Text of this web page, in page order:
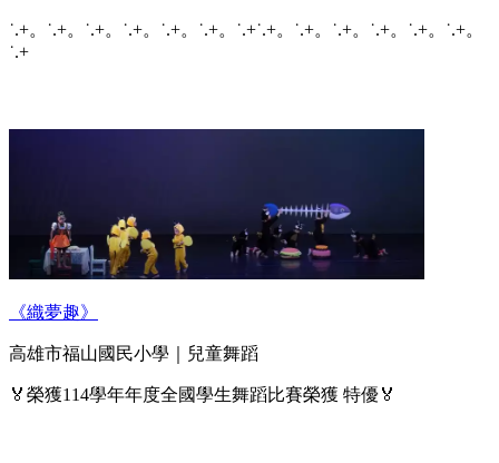
˙.+。˙.+。˙.+。˙.+。˙.+。˙.+。˙.+˙.+。˙.+。˙.+。˙.+。˙.+。˙.+。
˙.+
《織夢趣》
高雄市福山國民小學｜兒童舞蹈
🏅榮獲114學年年度全國學生舞蹈比賽榮獲 特優🏅